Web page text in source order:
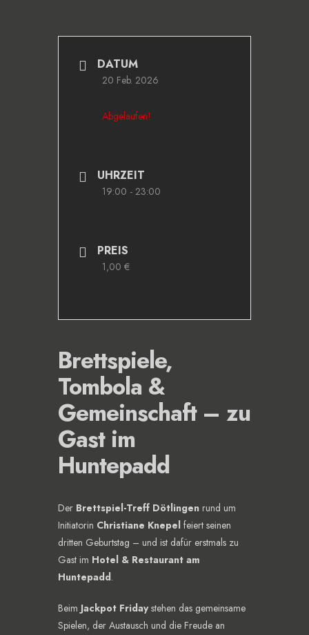
DATUM
20 Feb. 2026
Abgelaufen!
UHRZEIT
19:00 - 23:00
PREIS
1,00 €
Brettspiele,
Tombola &
Gemeinschaft – zu
Gast im
Huntepadd
Der Brettspiel-Treff Dötlingen rund um
Initiatorin Christiane Knepel feiert seinen
dritten Geburtstag – und ist dafür erstmals zu
Gast im Hotel & Restaurant am
Huntepadd.
Beim Jackpot Fridaystehen das gemeinsame
Spielen, der Austausch und die Freude an